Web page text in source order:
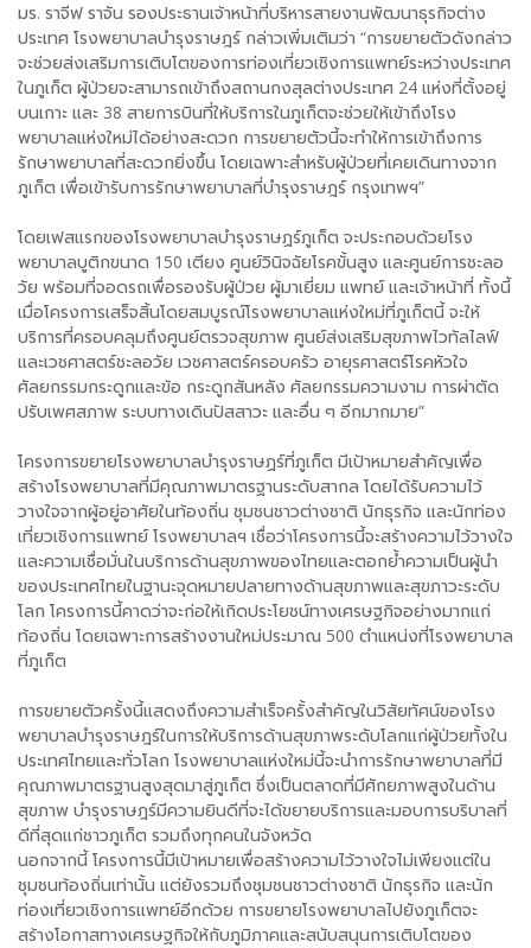
มร. ราจีฟ ราจัน รองประธานเจ้าหน้าที่บริหารสายงานพัฒนาธุรกิจต่าง
ประเทศ โรงพยาบาลบำรุงราษฎร์ กล่าวเพิ่มเติมว่า “การขยายตัวดังกล่าว
จะช่วยส่งเสริมการเติบโตของการท่องเที่ยวเชิงการแพทย์ระหว่างประเทศ
ในภูเก็ต ผู้ป่วยจะสามารถเข้าถึงสถานกงสุลต่างประเทศ 24 แห่งที่ตั้งอยู่
บนเกาะ และ 38 สายการบินที่ให้บริการในภูเก็ตจะช่วยให้เข้าถึงโรง
พยาบาลแห่งใหม่ได้อย่างสะดวก การขยายตัวนี้จะทำให้การเข้าถึงการ
รักษาพยาบาลที่สะดวกยิ่งขึ้น โดยเฉพาะสำหรับผู้ป่วยที่เคยเดินทางจาก
ภูเก็ต เพื่อเข้ารับการรักษาพยาบาลที่บำรุงราษฎร์ กรุงเทพฯ”
โดยเฟสแรกของโรงพยาบาลบำรุงราษฏร์ภูเก็ต จะประกอบด้วยโรง
พยาบาลบูติกขนาด 150 เตียง ศูนย์วินิจฉัยโรคขั้นสูง และศูนย์การชะลอ
วัย พร้อมที่จอดรถเพื่อรองรับผู้ป่วย ผู้มาเยี่ยม แพทย์ และเจ้าหน้าที่ ทั้งนี้
เมื่อโครงการเสร็จสิ้นโดยสมบูรณ์โรงพยาบาลแห่งใหม่ที่ภูเก็ตนี้ จะให้
บริการที่ครอบคลุมถึงศูนย์ตรวจสุขภาพ ศูนย์ส่งเสริมสุขภาพไวทัลไลฟ์
และเวชศาสตร์ชะลอวัย เวชศาสตร์ครอบครัว อายุรศาสตร์โรคหัวใจ
ศัลยกรรมกระดูกและข้อ กระดูกสันหลัง ศัลยกรรมความงาม การผ่าตัด
ปรับเพศสภาพ ระบบทางเดินปัสสาวะ และอื่น ๆ อีกมากมาย”
โครงการขยายโรงพยาบาลบำรุงราษฏร์ที่ภูเก็ต มีเป้าหมายสำคัญเพื่อ
สร้างโรงพยาบาลที่มีคุณภาพมาตรฐานระดับสากล โดยได้รับความไว้
วางใจจากผู้อยู่อาศัยในท้องถิ่น ชุมชนชาวต่างชาติ นักธุรกิจ และนักท่อง
เที่ยวเชิงการแพทย์ โรงพยาบาลฯ เชื่อว่าโครงการนี้จะสร้างความไว้วางใจ
และความเชื่อมั่นในบริการด้านสุขภาพของไทยและตอกย้ำความเป็นผู้นำ
ของประเทศไทยในฐานะจุดหมายปลายทางด้านสุขภาพและสุขภาวะระดับ
โลก โครงการนี้คาดว่าจะก่อให้เกิดประโยชน์ทางเศรษฐกิจอย่างมากแก่
ท้องถิ่น โดยเฉพาะการสร้างงานใหม่ประมาณ 500 ตำแหน่งที่โรงพยาบาล
ที่ภูเก็ต
การขยายตัวครั้งนี้แสดงถึงความสำเร็จครั้งสำคัญในวิสัยทัศน์ของโรง
พยาบาลบำรุงราษฎร์ในการให้บริการด้านสุขภาพระดับโลกแก่ผู้ป่วยทั้งใน
ประเทศไทยและทั่วโลก โรงพยาบาลแห่งใหม่นี้จะนำการรักษาพยาบาลที่มี
คุณภาพมาตรฐานสูงสุดมาสู่ภูเก็ต ซึ่งเป็นตลาดที่มีศักยภาพสูงในด้าน
สุขภาพ บำรุงราษฎร์มีความยินดีที่จะได้ขยายบริการและมอบการบริบาลที่
ดีที่สุดแก่ชาวภูเก็ต รวมถึงทุกคนในจังหวัด
นอกจากนี้ โครงการนี้มีเป้าหมายเพื่อสร้างความไว้วางใจไม่เพียงแต่ใน
ชุมชนท้องถิ่นเท่านั้น แต่ยังรวมถึงชุมชนชาวต่างชาติ นักธุรกิจ และนัก
ท่องเที่ยวเชิงการแพทย์อีกด้วย การขยายโรงพยาบาลไปยังภูเก็ตจะ
สร้างโอกาสทางเศรษฐกิจให้กับภูมิภาคและสนับสนุนการเติบโตของ